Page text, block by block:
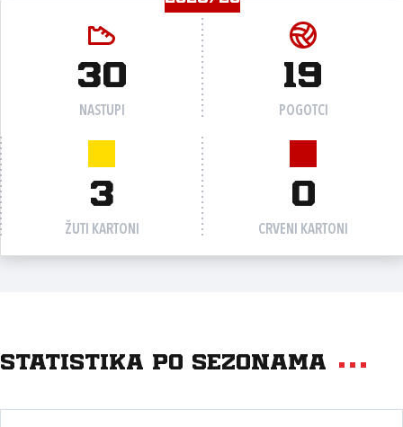
30
NASTUPI
19
POGOTCI
3
ŽUTI KARTONI
0
CRVENI KARTONI
Statistika po sezonama